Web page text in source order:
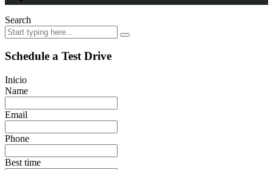
Search
Schedule a Test Drive
Inicio
Name
Email
Phone
Best time